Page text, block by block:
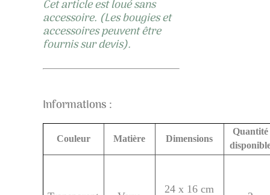
Cet article est loué sans
accessoire. (Les bougies et
accessoires peuvent être
fournis sur devis).
Informations :
Couleur Matière Dimensions
Quantité
24 x 16 cm